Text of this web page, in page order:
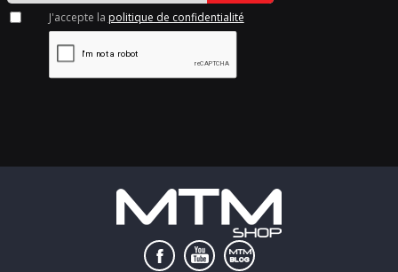
J'accepte la politique de confidentialité